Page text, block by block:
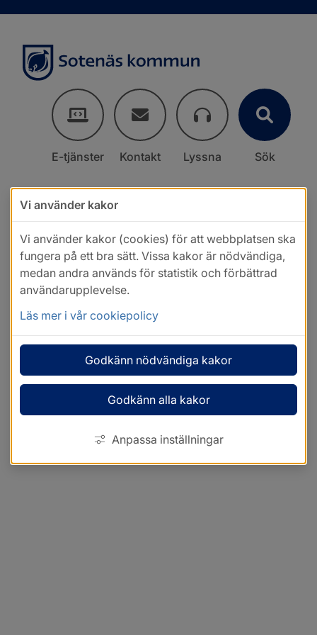
E-tjänster Kontakt Lyssna Sök
Vi använder kakor
Vi använder kakor (cookies) för att webbplatsen ska
fungera på ett bra sätt. Vissa kakor är nödvändiga,
medan andra används för statistik och förbättrad
användarupplevelse.
Läs mer i vår cookiepolicy
Godkänn nödvändiga kakor
Godkänn alla kakor
Anpassa inställningar